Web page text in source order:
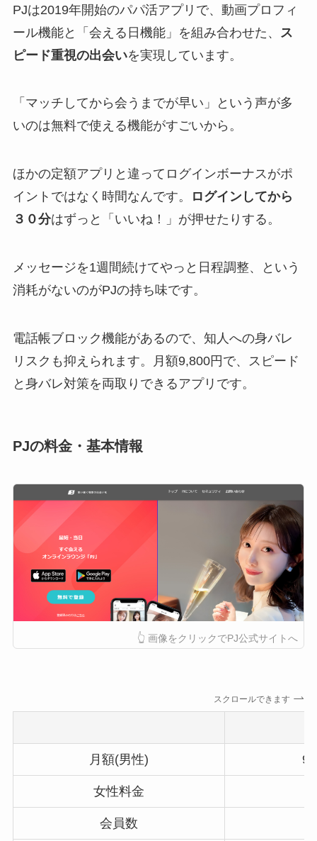
PJは2019年開始のパパ活アプリで、動画プロフィ
ール機能と「会える日機能」を組み合わせた、
ス
ピード重視の出会いを実現しています。
「マッチしてから会うまでが早い」という声が多
いのは無料で使える機能がすごいから。
ほかの定額アプリと違ってログインボーナスがポ
イントではなく時間なんです。
ログインしてから
３０分はずっと「いいね！」が押せたりする。
メッセージを1週間続けてやっと日程調整、という
消耗がないのがPJの持ち味です。
電話帳ブロック機能があるので、知人への身バレ
リスクも抑えられます。月額9,800円で、スピード
と身バレ対策を両取りできるアプリです。
PJの料金・基本情報
👆 画像をクリックでPJ公式サイトへ
スクロールできます
月額(男性)
女性料金
会員数